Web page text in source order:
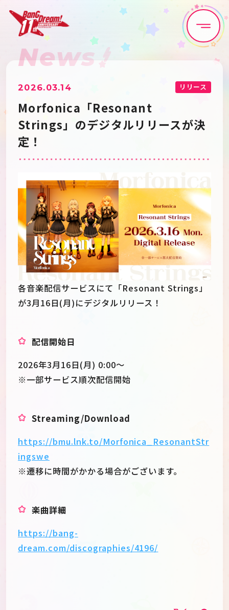
Home News
Live•Event Discography
Artist Anime
Schedule About
Goods
News
2026.03.14 リリース
Morfonica「Resonant
Strings」のデジタルリリースが決
定！
各音楽配信サービスにて「Resonant Strings」
が3月16日(月)にデジタルリリース！
配信開始日
2026年3月16日(月) 0:00〜
※一部サービス順次配信開始
Streaming/Download
https://bmu.lnk.to/Morfonica_ResonantStr
ingswe
※遷移に時間がかかる場合がございます。
楽曲詳細
https://bang-
dream.com/discographies/4196/